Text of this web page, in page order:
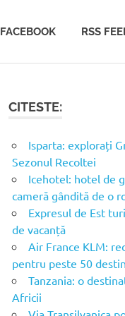
FACEBOOK RSS
CITESTE:
Isparta: explorați
Sezonul Recoltei
Icehotel: hotel de
cameră gândită de o
Expresul de Est
de vacanță
Air France KLM:
pentru peste 50
Tanzania: o
Africii